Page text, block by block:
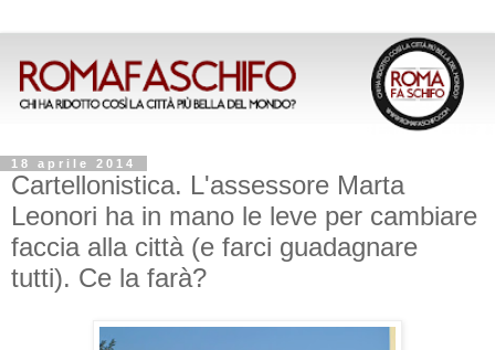
18 aprile 2014
Cartellonistica. L'assessore Marta
Leonori ha in mano le leve per cambiare
faccia alla città (e farci guadagnare
tutti). Ce la farà?